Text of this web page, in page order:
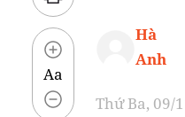
Aa
Hà
Anh
Thứ Ba, 09/